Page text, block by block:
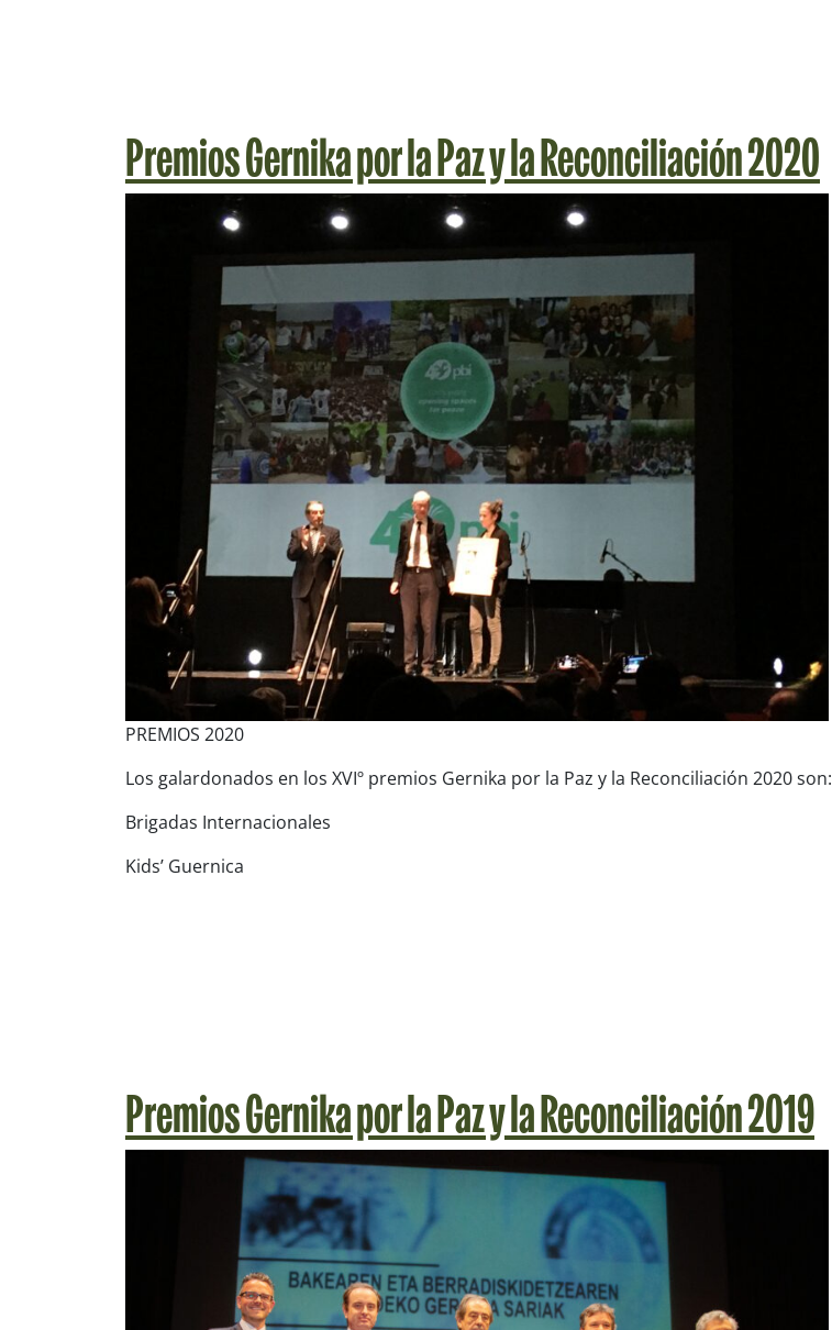
Premios Gernika por la Paz y la Reconciliación 2020
PREMIOS 2020
Los galardonados en los XVIº premios Gernika por la Paz y la Reconciliación 2020 son:
Brigadas Internacionales
Kids’ Guernica
Premios Gernika por la Paz y la Reconciliación 2019